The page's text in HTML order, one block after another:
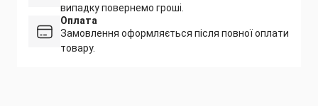
випадку повернемо гроші.
Оплата
Замовлення оформляється після повної оплати
товару.